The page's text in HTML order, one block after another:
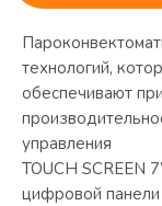
технологий,
обеспечивают
управления
TOUCH SCREEN
цифровой